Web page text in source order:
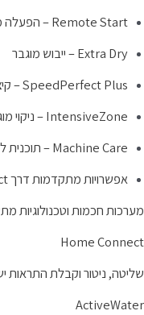
Remote Start – הפעלה מרחוק דרך האפליקציה
Extra Dry – ייבוש מוגבר
SpeedPerfect Plus – קיצור זמן ההדחה
IntensiveZone – ניקוי מוגבר בסל התחתון
Machine Care – תוכנית לניקוי ותחזוקת המדיח
אפשרויות מתקדמות דרך Home Connect
חכמות וטכנולוגיות
Home
ניטור וקבלת התראות